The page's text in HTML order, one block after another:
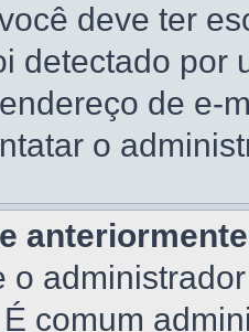
deve ter
detectado por
de e-
o
o
comum